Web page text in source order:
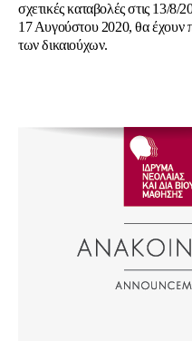
σχετικές καταβολές στις 13/8/
17 Αυγούστου 2020, θα έχουν
των δικαιούχων.